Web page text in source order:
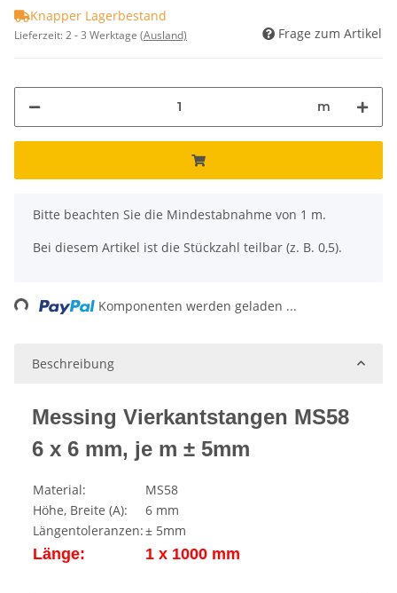
Knapper Lagerbestand
Lieferzeit:2 - 3 Werktage (Ausland) Frage zum Artikel
m
x
Bitte beachten Sie die Mindestabnahme von 1 m.
Bei diesem Artikel ist die Stückzahl teilbar (z. B. 0,5).
Komponenten werden geladen ...
Beschreibung
Messing Vierkantstangen MS58
6 x 6 mm, je m ± 5mm
Material:
MS58
Höhe, Breite (A):
6 mm
Längentoleranzen:± 5mm
Länge: 1 x 1000 mm